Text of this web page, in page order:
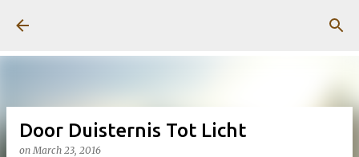
Door Duisternis Tot Licht
onMarch 23, 2016